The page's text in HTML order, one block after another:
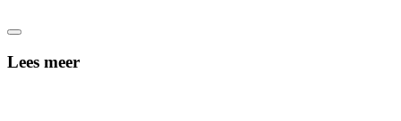
Lees meer